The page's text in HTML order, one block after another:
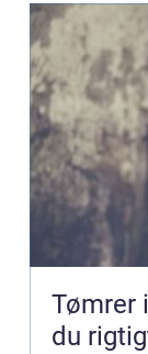
Tømrer i
du